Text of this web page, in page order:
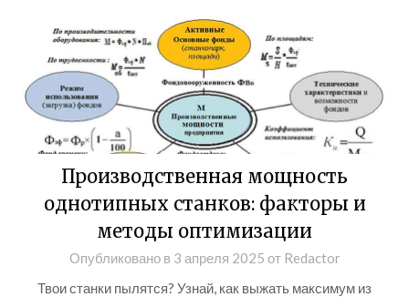
Производственная мощность
однотипных станков: факторы и
методы оптимизации
Опубликовано в 3 апреля 2025 от Redactor
Твои станки пылятся? Узнай, как выжать максимум из